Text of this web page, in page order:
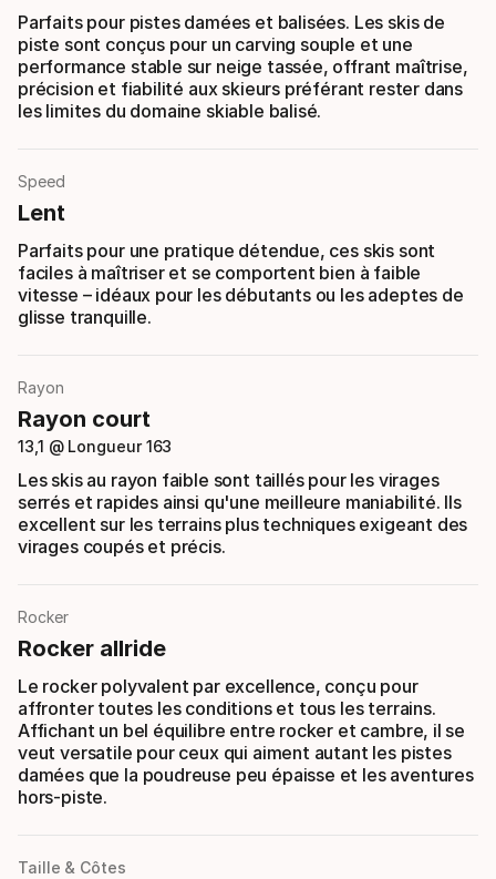
Parfaits pour pistes damées et balisées. Les skis de
piste sont conçus pour un carving souple et une
performance stable sur neige tassée, offrant maîtrise,
précision et fiabilité aux skieurs préférant rester dans
les limites du domaine skiable balisé.
Speed
Lent
Parfaits pour une pratique détendue, ces skis sont
faciles à maîtriser et se comportent bien à faible
vitesse – idéaux pour les débutants ou les adeptes de
glisse tranquille.
Rayon
Rayon court
13,1 @ Longueur 163
Les skis au rayon faible sont taillés pour les virages
serrés et rapides ainsi qu'une meilleure maniabilité. Ils
excellent sur les terrains plus techniques exigeant des
virages coupés et précis.
Rocker
Rocker allride
Le rocker polyvalent par excellence, conçu pour
affronter toutes les conditions et tous les terrains.
Affichant un bel équilibre entre rocker et cambre, il se
veut versatile pour ceux qui aiment autant les pistes
damées que la poudreuse peu épaisse et les aventures
hors-piste.
Taille & Côtes